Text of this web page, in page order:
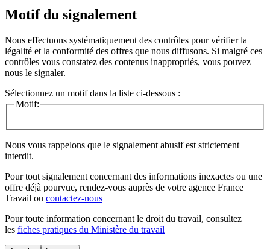
Motif du signalement
Nous effectuons systématiquement des contrôles pour vérifier la
légalité et la conformité des offres que nous diffusons. Si malgré ces
contrôles vous constatez des contenus inappropriés, vous pouvez
nous le signaler.
Sélectionnez un motif dans la liste ci-dessous :
Motif:
Nous vous rappelons que le signalement abusif est strictement
interdit.
Pour tout signalement concernant des informations inexactes ou une
offre déjà pourvue, rendez-vous auprès de votre agence France
Travail ou contactez-nous
Pour toute information concernant le droit du travail, consultez
les fiches pratiques du Ministère du travail